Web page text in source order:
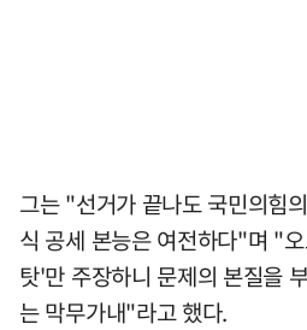
그는 "선거가 끝나도 국민의힘
식 공세 본능은 여전하다"며 "
탓'만 주장하니 문제의 본질을
는 막무가내"라고 했다.